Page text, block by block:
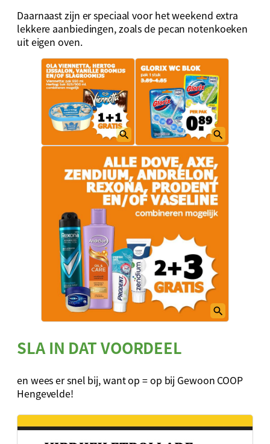
Daarnaast zijn er speciaal voor het weekend extra
lekkere aanbiedingen, zoals de pecan notenkoeken
uit eigen oven.
SLA IN DAT VOORDEEL
en wees er snel bij, want op = op bij Gewoon COOP
Hengevelde!